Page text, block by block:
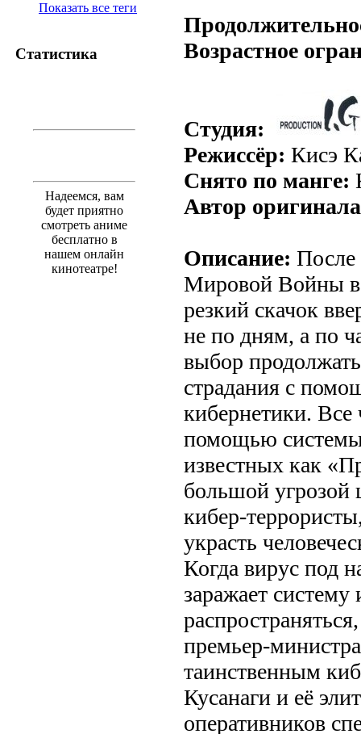
Показать все теги
Статистика
Надеемся, вам
будет приятно
смотреть аниме
бесплатно в
нашем онлайн
кинотеатре!
Возрастное
Студия:
Режиссёр: Кисэ
Снято по манге:
Автор
Описание: После
Мировой Войны в
резкий скачок
не по дням, а по
выбор
страдания с
кибернетики. Все
помощью
известных как
большой угрозой
кибер-
украсть
Когда вирус под
заражает систему
премьер-
таинственным
Кусанаги и её
оперативников